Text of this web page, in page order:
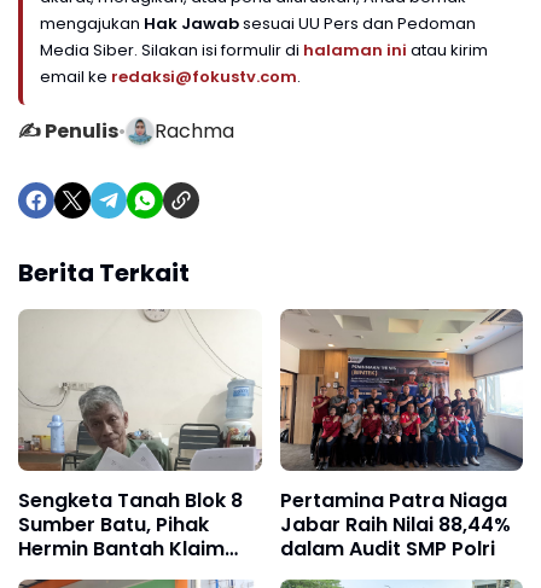
mengajukan Hak Jawabsesuai UU Pers dan Pedoman
Media Siber. Silakan isi formulir di halaman ini atau kirim
email ke redaksi@fokustv.com.
✍️ Penulis• Rachma
Berita Terkait
Sengketa Tanah Blok 8
Sumber Batu, Pihak
Hermin Bantah Klaim
Sisa 1.000 M²
Pertamina Patra Niaga
Jabar Raih Nilai 88,44%
dalam Audit SMP Polri